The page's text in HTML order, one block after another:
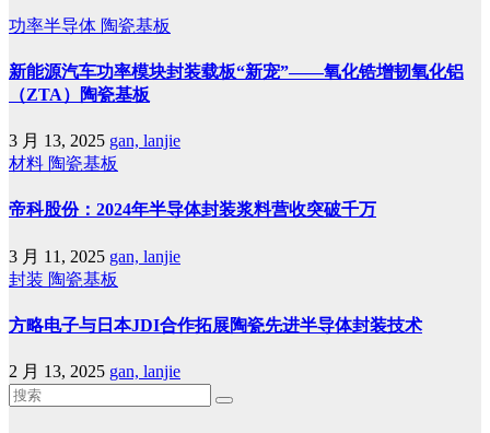
功率半导体 陶瓷基板
新能源汽车功率模块封装载板“新宠”——氧化锆增韧氧化铝
（ZTA）陶瓷基板
3 月 13, 2025 gan, lanjie
材料 陶瓷基板
帝科股份：2024年半导体封装浆料营收突破千万
3 月 11, 2025 gan, lanjie
封装 陶瓷基板
方略电子与日本JDI合作拓展陶瓷先进半导体封装技术
2 月 13, 2025 gan, lanjie